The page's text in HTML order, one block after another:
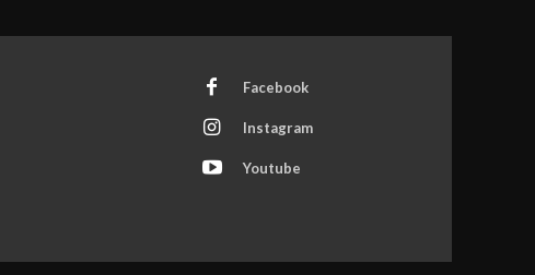
Facebook
Instagram
Youtube